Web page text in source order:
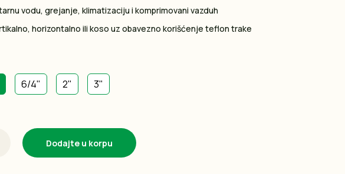
vodu, grejanje, klimatizaciju i komprimovani vazduh
horizontalno ili koso uz obavezno korišćenje teflon trake
6/4" 2" 3"
Dodajte u korpu